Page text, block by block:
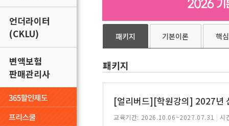
언더라이터
(CKLU)
변액보험
판매관리사
패키지 기본이론 핵
패키지
[얼리버드][학원강의] 2027년
교육기간: 2026.10.06~2027.07.31 | 시